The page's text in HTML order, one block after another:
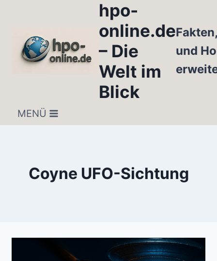
hpo-
online.de
– Die
Welt im
Blick
und
MENÜ
Coyne UFO-Sichtung